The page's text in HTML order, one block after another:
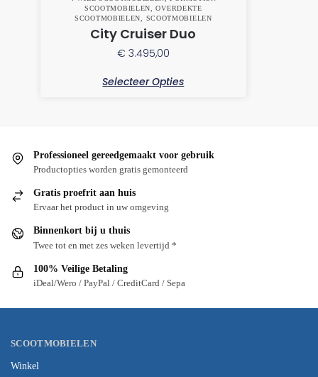
SCOOTMOBIELEN ,OVERDEKTE
SCOOTMOBIELEN
SCOOTMOBIELEN
City Cruiser Duo
€ 3.495,00
Selecteer Opties
Professioneel gereedgemaakt voor gebruik
Productopties worden gratis gemonteerd
Gratis proefrit aan huis
Ervaar het product in uw omgeving
Binnenkort bij u thuis
Twee tot en met zes weken levertijd *
100% Veilige Betaling
iDeal/Wero / PayPal / CreditCard / Sepa
SCOOTMOBIELEN
Winkel